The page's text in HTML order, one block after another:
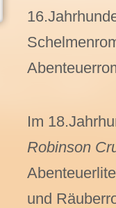
Im
Robinson
und